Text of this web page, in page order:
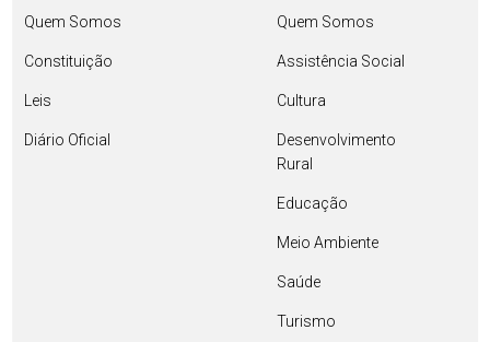
Quem Somos
Constituição
Leis
Diário Oficial
Quem Somos
Assistência Social
Cultura
Desenvolvimento
Rural
Educação
Meio Ambiente
Saúde
Turismo